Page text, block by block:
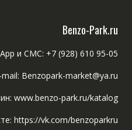
Benzo-Park.ru
и СМС: +7 (928) 610 95-05
Benzopark-market@ya.ru
www.benzo-park.ru/katalog
https://vk.com/benzoparkru